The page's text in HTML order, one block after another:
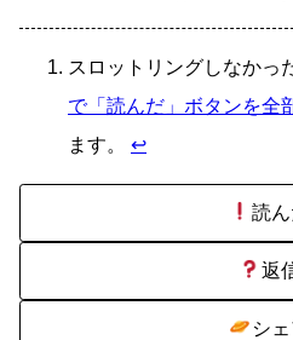
スロットリングしなかっ
で「読んだ」ボタンを全
ます。 ↩
読
返
シェ